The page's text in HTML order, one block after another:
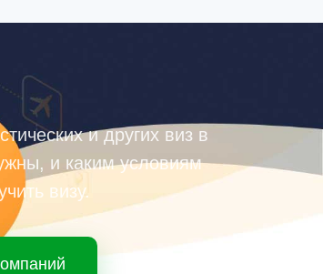
и других виз в
и каким условиям
визу.